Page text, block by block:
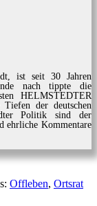
ist seit 30 Jahren
nach tippte die
HELMSTEDTER
der deutschen
Politik sind der
ehrliche Kommentare
Offleben, Ortsrat